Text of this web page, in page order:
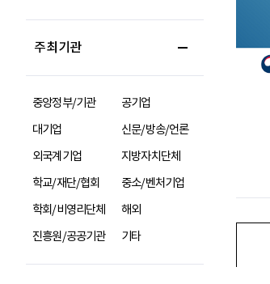
주최기관
중앙정부/기관
공기업
대기업
신문/방송/언론
외국계기업
지방자치단체
학교/재단/협회
중소/벤처기업
학회/비영리단체
해외
진흥원/공공기관
기타